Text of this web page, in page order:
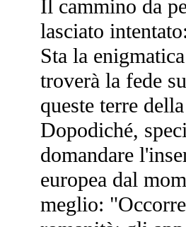
Il cammino da
lasciato
Sta la
troverà la fede
queste terre
Dopodiché,
domandare
europea dal
meglio: